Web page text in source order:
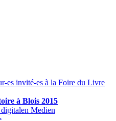
es invité-es à la Foire du Livre
à Blois 2015
Medien